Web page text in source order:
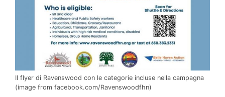
Il flyer di Ravenswood con le categorie incluse nella campagna
(image from facebook.com/Ravenswoodfhn)